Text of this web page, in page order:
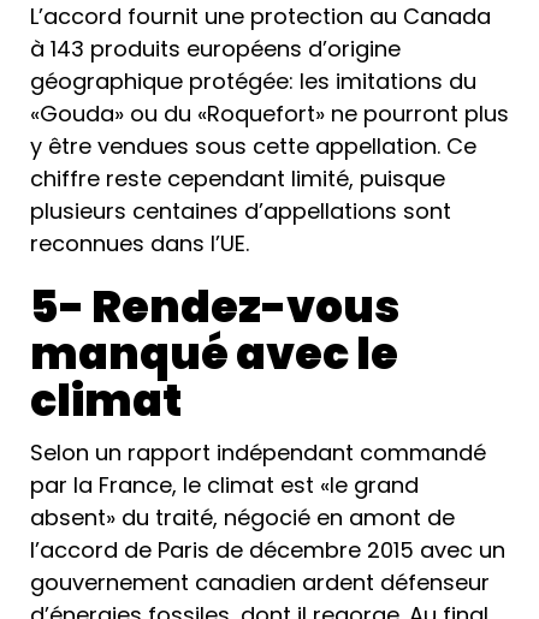
L’accord fournit une protection au Canada
à 143 produits européens d’origine
géographique protégée: les imitations du
«Gouda» ou du «Roquefort» ne pourront plus
y être vendues sous cette appellation. Ce
chiffre reste cependant limité, puisque
plusieurs centaines d’appellations sont
reconnues dans l’UE.
5- Rendez-vous
manqué avec le
climat
Selon un rapport indépendant commandé
par la France, le climat est «le grand
absent» du traité, négocié en amont de
l’accord de Paris de décembre 2015 avec un
gouvernement canadien ardent défenseur